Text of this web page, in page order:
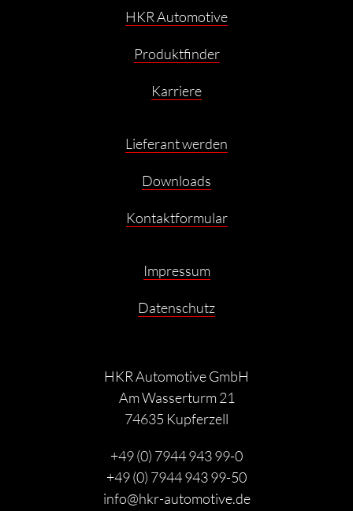
HKR Automotive
Produktfinder
Karriere
Lieferant werden
Downloads
Kontaktformular
Impressum
Datenschutz
HKR Automotive GmbH
Am Wasserturm 21
74635 Kupferzell
+49 (0) 7944 943 99-0
+49 (0) 7944 943 99-50
info@hkr-automotive.de